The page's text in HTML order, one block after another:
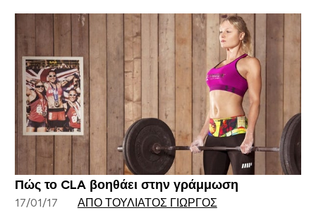
Πώς το CLA βοηθάει στην γράμμωση
17/01/17 ΑΠΌ ΤΟΥΛΙΆΤΟΣ ΓΙΏΡΓΟΣ